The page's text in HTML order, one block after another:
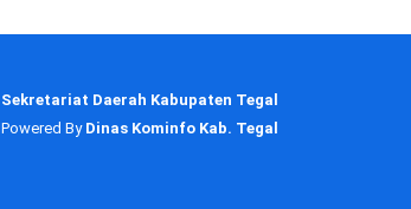
Sekretariat Daerah Kabupaten Tegal
Powered By Dinas Kominfo Kab. Tegal